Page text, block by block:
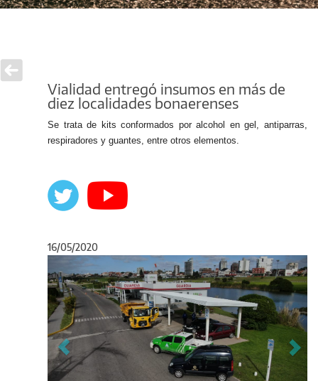
Vialidad entregó insumos en más de
diez localidades bonaerenses
Se trata de kits conformados por alcohol en gel, antiparras,
respiradores y guantes, entre otros elementos.
16/05/2020
Anterior